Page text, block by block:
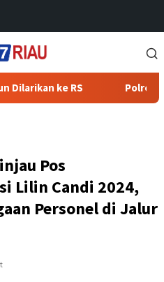
RS Polres Wonogiri
Pos
Lilin Candi 2024,
Personel di Jalur